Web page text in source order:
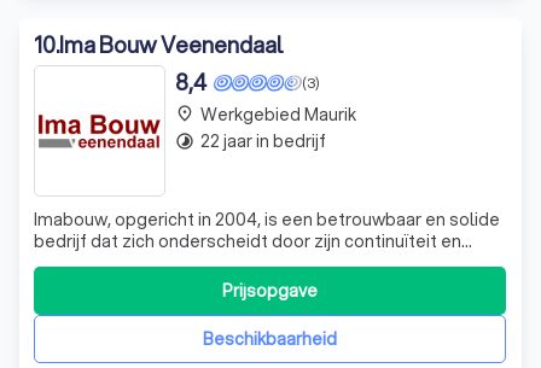
10.Ima Bouw Veenendaal
(3)
8,4
Imabouw, opgericht in 2004, is een betrouwbaar en solide
bedrijf dat zich onderscheidt door zijn continuïteit en
prettige werkomgeving. Wij geloven in het principe dat
een afspraak een afspraak is. Dit betekent dat we werken
met korte communicatielijnen, direct contact met de
betrokkenen en maatwerkBeschikbaarheid
Prijsopgave
place Werkgebied Maurik
timelapse 22 jaar in bedrijf